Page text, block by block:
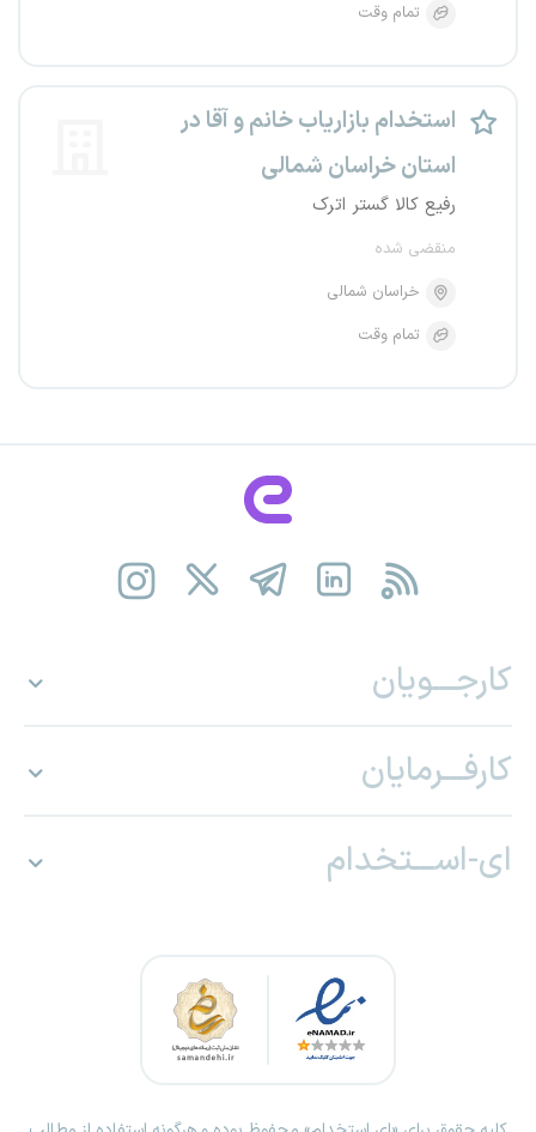
تمام وقت
استخدام بازاریاب خانم و آقا در
استان خراسان شمالی
رفیع کالا گستر اترک
منقضی شده
خراسان شمالی
تمام وقت
کارجـــویان
کارفـــرمایان
ای-اســـتخدام